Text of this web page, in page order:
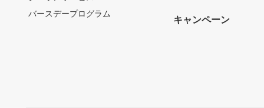
バースデープログラム
キャンペーン